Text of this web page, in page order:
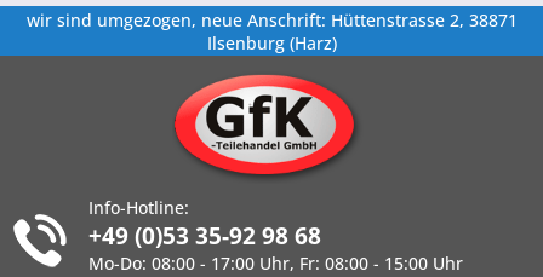
wir sind umgezogen, neue Anschrift: Hüttenstrasse 2, 38871
Ilsenburg (Harz)
Info-Hotline:
+49 (0)53 35-92 98 68
Mo-Do: 08:00 - 17:00 Uhr, Fr: 08:00 - 15:00 Uhr